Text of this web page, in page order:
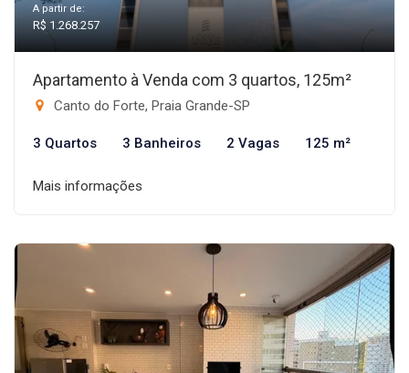
A partir de:
R$ 1.268.257
Apartamento à Venda com 3 quartos, 125m²
Canto do Forte, Praia Grande-SP
3 Quartos 3 Banheiros 2 Vagas 125 m²
Mais informações